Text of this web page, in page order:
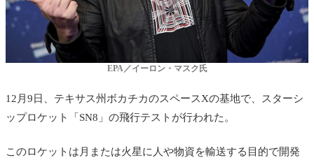
EPA／イーロン・マスク氏
12月9日、テキサス州ボカチカのスペースXの基地で、スターシ
ップロケット「SN8」の飛行テストが行われた。
このロケットは月または火星に人や物資を輸送する目的で開発